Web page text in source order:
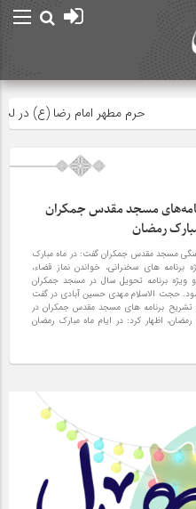
حرم مطهر امام رضا (ع) در
مسجد مقدس جمکران
رمضان
مسجد مقدس جمکران گفت: در ماه مبارک
برنامه‌ های سخنرانی، خواندن نماز قضاء،
ویژه برنامه تحویل سال در مسجد جمکران
حجت الاسلام مهدی حسین آبادی در گفت
تشریح برنامه های مسجد مقدس جمکران در
رمضان، اظهار کرد: در ایام ماه مبارک رمضان